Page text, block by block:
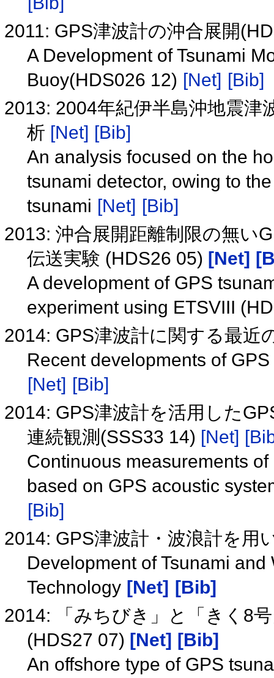
2011: GPS津波計の沖合展開
A Development of Tsunami
Buoy(HDS026 12) [Net] [Bib]
2013: 2004年紀伊半島沖地震津
析 [Net] [Bib]
An analysis focused on the
tsunami detector, owing to
tsunami [Net] [Bib]
2013: 沖合展開距離制限の無い
伝送実験 (HDS26 05) [Net]
A development of GPS
experiment using ETSVIII
2014: GPS津波計に関する最近
Recent developments of
[Net] [Bib]
2014: GPS津波計を活用した
連続観測(SSS33 14) [Net]
Continuous measurements
based on GPS acoustic
[Bib]
2014: GPS津波計・波浪計を用
Development of Tsunami
Technology [Net]
[Bib]
2014: 「みちびき」と「きく8
(HDS27 07) [Net] [Bib]
An offshore type of GPS